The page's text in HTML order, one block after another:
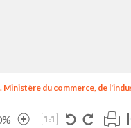
Ministère du commerce, de